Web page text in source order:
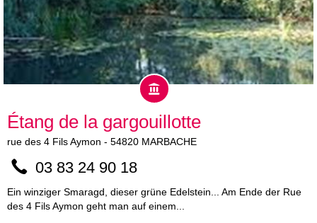
Étang de la gargouillotte
rue des 4 Fils Aymon - 54820 MARBACHE
03 83 24 90 18
Ein winziger Smaragd, dieser grüne Edelstein... Am Ende der Rue
des 4 Fils Aymon geht man auf einem...